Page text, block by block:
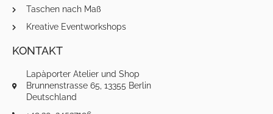
Taschen nach Maß
Kreative Eventworkshops
KONTAKT
Lapàporter Atelier und Shop
Brunnenstrasse 65, 13355 Berlin
Deutschland